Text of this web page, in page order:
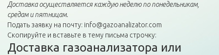
Доставка осуществляется каждую неделю по понедельникам,
средам и пятницам.
Подать заявку на почту: info@gazoanalizator.com
Скопируйте и вставьте в тему письма строчку:
Доставка газоанализатора или